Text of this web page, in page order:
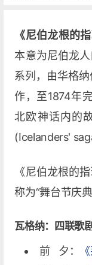
《尼伯龙根的指
本意为尼伯龙
系列，由华格
作，至1874年
北欧神话内的
(Icelanders'
《尼伯龙根的
称为“舞台节庆
瓦格纳：四联歌
前 夕：